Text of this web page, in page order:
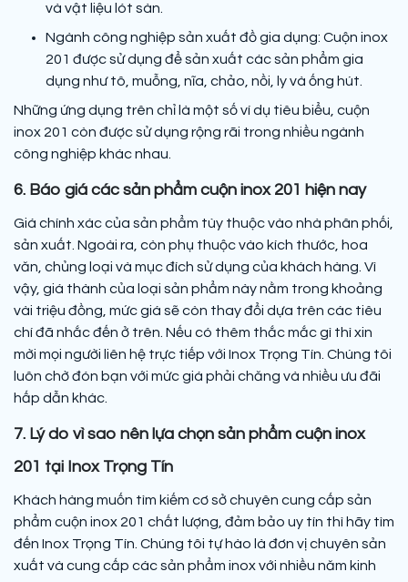
và vật liệu lót sàn.
Ngành công nghiệp sản xuất đồ gia dụng: Cuộn inox
201 được sử dụng để sản xuất các sản phẩm gia
dụng như tô, muỗng, nĩa, chảo, nồi, ly và ống hút.
Những ứng dụng trên chỉ là một số ví dụ tiêu biểu, cuộn
inox 201 còn được sử dụng rộng rãi trong nhiều ngành
công nghiệp khác nhau.
6. Báo giá các sản phẩm cuộn inox 201 hiện nay
Giá chính xác của sản phẩm tùy thuộc vào nhà phân phối,
sản xuất. Ngoài ra, còn phụ thuộc vào kích thước, hoa
văn, chủng loại và mục đích sử dụng của khách hàng. Vì
vậy, giá thành của loại sản phẩm này nằm trong khoảng
vài triệu đồng, mức giá sẽ còn thay đổi dựa trên các tiêu
chí đã nhắc đến ở trên. Nếu có thêm thắc mắc gì thì xin
mời mọi người liên hệ trực tiếp với Inox Trọng Tín. Chúng tôi
luôn chờ đón bạn với mức giá phải chăng và nhiều ưu đãi
hấp dẫn khác.
7. Lý do vì sao nên lựa chọn sản phẩm cuộn inox
201 tại Inox Trọng Tín
Khách hàng muốn tìm kiếm cơ sở chuyên cung cấp sản
phẩm cuộn inox 201 chất lượng, đảm bảo uy tín thì hãy tìm
đến Inox Trọng Tín. Chúng tôi tự hào là đơn vị chuyên sản
xuất và cung cấp các sản phẩm inox với nhiều năm kinh